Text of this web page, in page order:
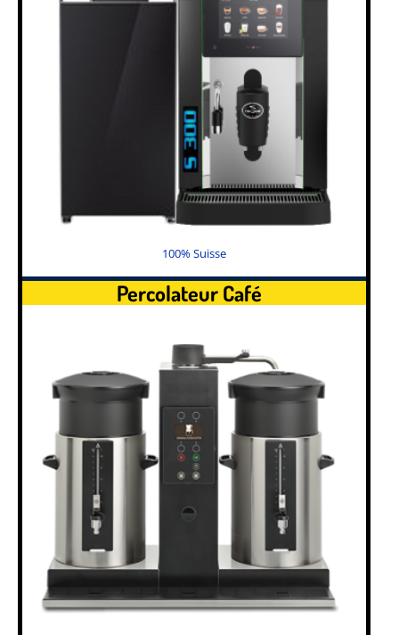
100% Suisse
Percolateur Café